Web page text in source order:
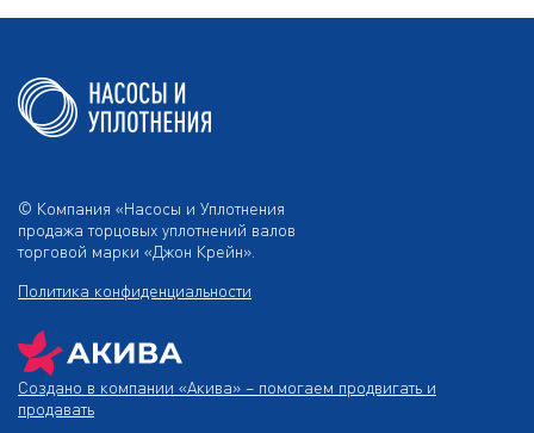
© Компания «Насосы и Уплотнения
продажа торцовых уплотнений валов
торговой марки «Джон Крейн».
Политика конфиденциальности
Создано в компании «Акива» – помогаем продвигать и
продавать